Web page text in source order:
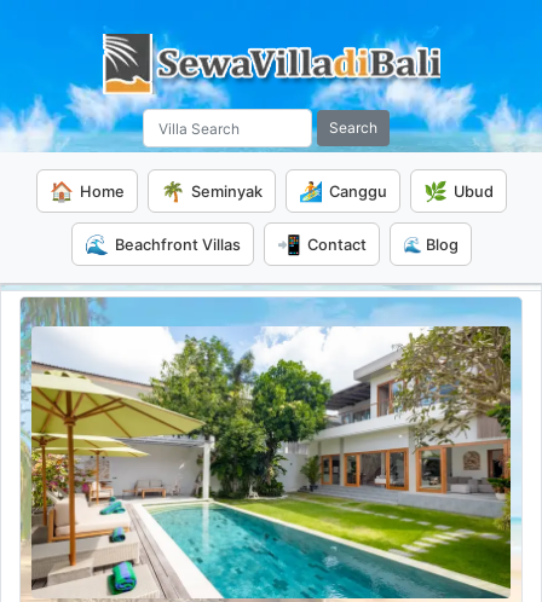
Search
🏠 Home 🌴 Seminyak 🏄 Canggu 🌿 Ubud
🌊 Beachfront Villas 📲 Contact 🌊 Blog